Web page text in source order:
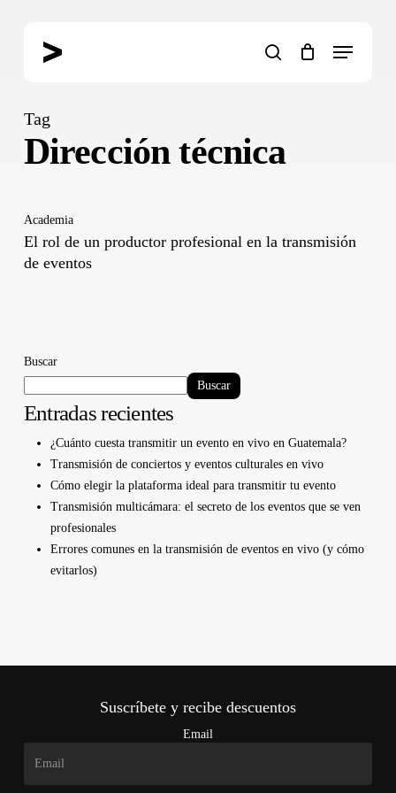
search
Menu
Tag
Dirección técnica
Academia
El rol de un productor profesional en la transmisión
de eventos
Buscar
Buscar
Entradas recientes
¿Cuánto cuesta transmitir un evento en vivo en Guatemala?
Transmisión de conciertos y eventos culturales en vivo
Cómo elegir la plataforma ideal para transmitir tu evento
Transmisión multicámara: el secreto de los eventos que se ven
profesionales
Errores comunes en la transmisión de eventos en vivo (y cómo
evitarlos)
Suscríbete y recibe descuentos
Email